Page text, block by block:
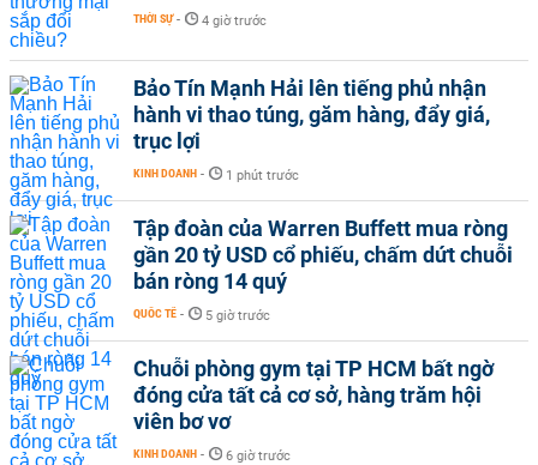
THỜI SỰ - 4 giờ trước
Bảo Tín Mạnh Hải lên tiếng phủ nhận
hành vi thao túng, găm hàng, đẩy giá,
trục lợi
KINH DOANH - 1 phút trước
Tập đoàn của Warren Buffett mua ròng
gần 20 tỷ USD cổ phiếu, chấm dứt chuỗi
bán ròng 14 quý
QUỐC TẾ - 5 giờ trước
Chuỗi phòng gym tại TP HCM bất ngờ
đóng cửa tất cả cơ sở, hàng trăm hội
viên bơ vơ
KINH DOANH - 6 giờ trước